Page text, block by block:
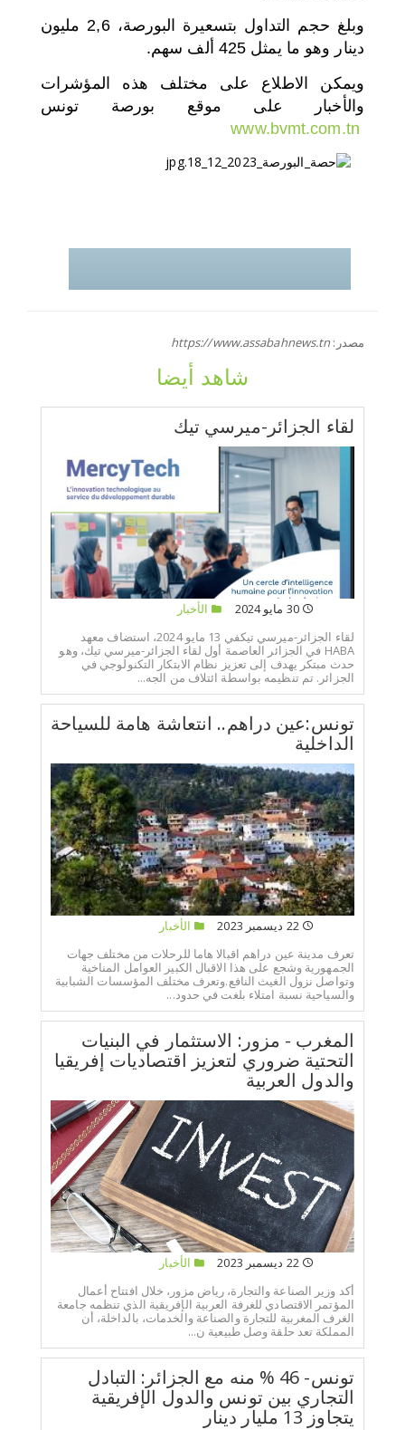
وبلغ حجم التداول بتسعيرة البورصة، 2,6 مليون
دينار وهو ما يمثل 425 ألف سهم.
ويمكن الاطلاع على مختلف هذه المؤشرات
والأخبار على موقع بورصة تونس
www.bvmt.com.tn
مصدر: https://www.assabahnews.tn
شاهد أيضا
لقاء الجزائر-ميرسي تيك
30 مايو 2024
الأخبار
لقاء الجزائر-ميرسي تيكفي 13 مايو 2024، استضاف معهد
HABA في الجزائر العاصمة أول لقاء الجزائر-ميرسي تيك، وهو
حدث مبتكر يهدف إلى تعزيز نظام الابتكار التكنولوجي في
الجزائر. تم تنظيمه بواسطة ائتلاف من الجه...
تونس:عين دراهم.. انتعاشة هامة للسياحة
الداخلية
22 ديسمبر 2023
الأخبار
تعرف مدينة عين دراهم اقبالا هاما للرحلات من مختلف جهات
الجمهورية وشجع على هذا الاقبال الكبير العوامل المناخية
وتواصل نزول الغيث النافع.وتعرف مختلف المؤسسات الشبابية
والسياحية نسبة امتلاء بلغت في حدود...
المغرب - مزور: الاستثمار في البنيات
التحتية ضروري لتعزيز اقتصاديات إفريقيا
والدول العربية
22 ديسمبر 2023
الأخبار
أكد وزير الصناعة والتجارة، رياض مزور، خلال افتتاح أعمال
المؤتمر الاقتصادي للغرفة العربية الإفريقية الذي تنظمه جامعة
الغرف المغربية للتجارة والصناعة والخدمات، بالداخلة، أن
المملكة تعد حلقة وصل طبيعية ن...
تونس- 46 % منه مع الجزائر: التبادل
التجاري بين تونس والدول الإفريقية
يتجاوز 13 مليار دينار